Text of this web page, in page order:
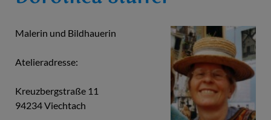
Malerin und Bildhauerin
Atelieradresse:
Kreuzbergstraße 11
94234 Viechtach